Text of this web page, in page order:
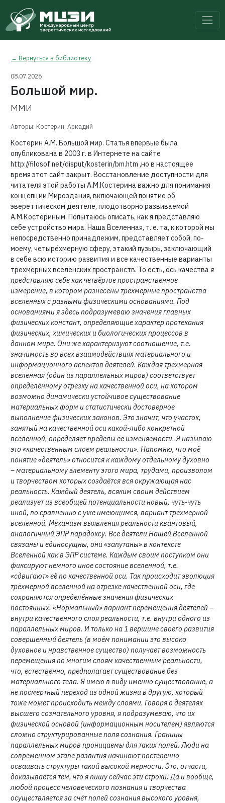
← Вернуться в библиотеку
08.07.2026
Большой мир.
ММИ
Авторы: Костерин, Аркадий
Костерин А.М. Большой мир. Статья впервые была
опубликована в 2003 г. в Интернете на сайте
http://filosof.net/disput/kosterin/bm.htm ,но в настоящее
время этот сайт закрыт. Восстановление доступности для
читателя этой работы А.М.Костерина важно для понимания
концепции Мироздания, включающей понятие об
эвереттическом деятеле, плодотворно развиваемой
А.М.Костериным. Попытаюсь описать, как я представляю
себе устройство мира. Наша Вселенная, т. е. та, к которой мы
непосредственно принадлежим, представляет собой, по-
моему, четырёхмерную сферу, этакий пузырь, заключающий
в себе всю историю развития и все качественные варианты
трехмерных вселенских пространств. То есть, ось качества я
представляю себе как четвёртое пространственное
измерение, в котором разнесены трёхмерные пространства
вселенных с разными физическими основаниями. Под
основаниями я здесь подразумеваю значения главных
физических констант, определяющие характер протекания
физических, химических и биологических процессов в
данном мире. Они же характеризуют соотношение, т.е.
значимость во всех взаимодействиях материального и
информационного аспектов деятелей. Каждая трёхмерная
вселенная (один из параллельных миров) соответствует
определённому отрезку на качественной оси, на котором
возможно динамически устойчивое существование
материальных форм и статистически достоверное
выполнение физических законов. Это значит, что участок,
занятый на качественной оси какой-либо конкретной
вселенной, определяет пределы её изменяемости. Я называю
это «качественным слоем реальности». Напомню, что моё
понятие «деятель» относится к каждому отдельному духовно
– материальному элементу этого мира, трудами, произволом
и творчеством которых создаётся вся окружающая нас
реальность. Каждый деятель, всяким своим действием
реализует из всеобщей потенциальности новый, чуть-чуть
иной, по сравнению с уже имеющимся, вариант трёхмерной
вселенной. Механизм выявления реальности квантовый,
аналогичный ЭПР парадоксу. Все деятели Нашей Вселенной
связаны и единосущны, они «запутаны» в контексте
Вселенной как в ЭПР системе. Каждым своим поступком они
фиксируют немного иное состояние вселенной, т.е.
«сдвигают» её по качественной оси. Так происходит эволюция
трёхмерной вселенной на отрезке качественной оси, где
сохраняются определённые значения физических
постоянных. «Нормальный» вариант перемещения деятелей –
внутри качественного слоя реальности, т.е. внутри одного из
параллельных миров. И только на 1 вершине своего развития
совершенный деятель (в моём понимании это высоко
духовное и нравственное существо) получает возможность
перемещения по многим слоям качественным реальности,
что, естественно, предполагает существование без
материального тела. Я имею в виду именно существование, а
не посмертный переход из одной жизни в другую, который
тоже может происходить между слоями. Говоря о деятелях
высшего сознательного уровня, я подразумеваю, что их
физической основой (информационным носителем) являются
сложно структурированные поля сознания. Границы
параллельных миров проницаемы для таких полей. Люди на
современном этапе развития начинают постепенно
осваивать структуры такой высокой мерности. Это, отчасти,
доказывается тем, что я пишу сейчас эти строки. Да и вообще,
любой процесс человеческого познания и творчества
осуществляется за счёт полей сознания высокого уровня,